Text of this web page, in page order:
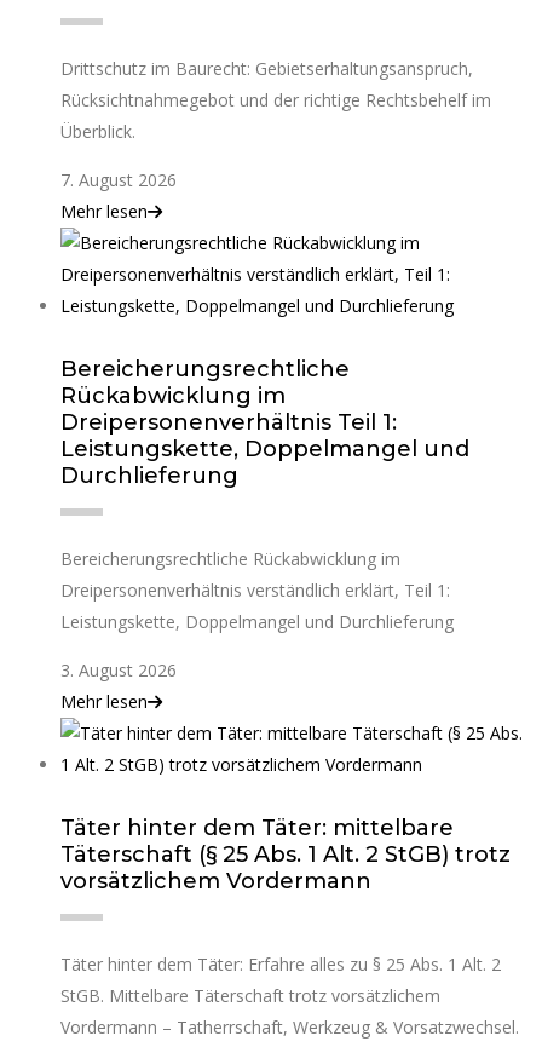
Drittschutz im Baurecht: Gebietserhaltungsanspruch,
Rücksichtnahmegebot und der richtige Rechtsbehelf im
Überblick.
7. August 2026
Mehr lesen
Bereicherungsrechtliche
Rückabwicklung im
Dreipersonenverhältnis Teil 1:
Leistungskette, Doppelmangel und
Durchlieferung
Bereicherungsrechtliche Rückabwicklung im
Dreipersonenverhältnis verständlich erklärt, Teil 1:
Leistungskette, Doppelmangel und Durchlieferung
3. August 2026
Mehr lesen
Täter hinter dem Täter: mittelbare
Täterschaft (§ 25 Abs. 1 Alt. 2 StGB) trotz
vorsätzlichem Vordermann
Täter hinter dem Täter: Erfahre alles zu § 25 Abs. 1 Alt. 2
StGB. Mittelbare Täterschaft trotz vorsätzlichem
Vordermann – Tatherrschaft, Werkzeug & Vorsatzwechsel.